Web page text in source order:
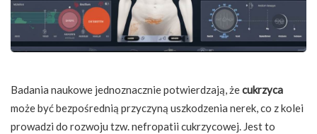
Badania naukowe jednoznacznie potwierdzają, żecukrzyca
może być bezpośrednią przyczyną uszkodzenia nerek, co z kolei
prowadzi do rozwoju tzw. nefropatii cukrzycowej. Jest to